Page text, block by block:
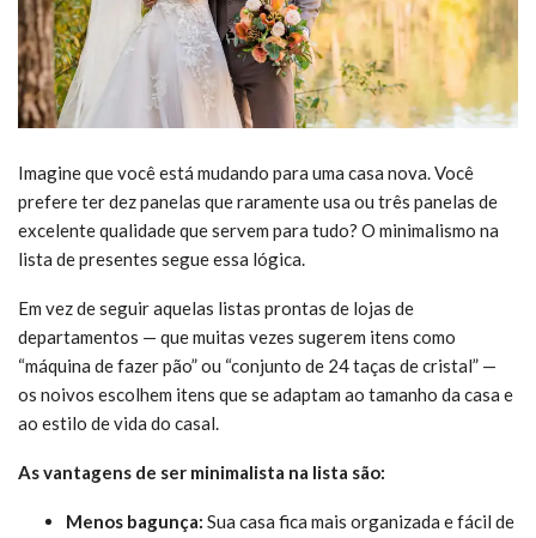
Imagine que você está mudando para uma casa nova. Você
prefere ter dez panelas que raramente usa ou três panelas de
excelente qualidade que servem para tudo? O minimalismo na
lista de presentes segue essa lógica.
Em vez de seguir aquelas listas prontas de lojas de
departamentos — que muitas vezes sugerem itens como
“máquina de fazer pão” ou “conjunto de 24 taças de cristal” —
os noivos escolhem itens que se adaptam ao tamanho da casa e
ao estilo de vida do casal.
As vantagens de ser minimalista na lista são:
Menos bagunça: Sua casa fica mais organizada e fácil de